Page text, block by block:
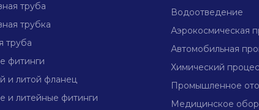
труба
трубка
труба
фитинги
и литой фланец
и литейные фитинги
Водоотведение
Аэрокосмическая
Автомобильная
Химический
Промышленное
Медицинское